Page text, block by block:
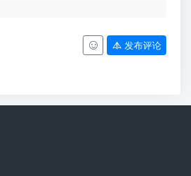
发布评论